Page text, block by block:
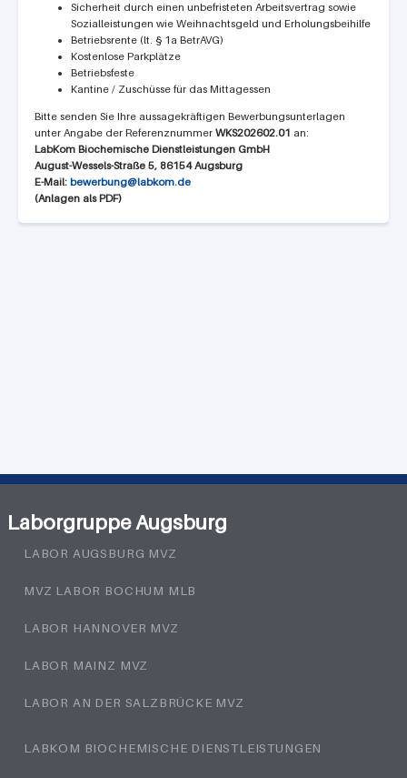
Sicherheit durch einen unbefristeten Arbeitsvertrag sowie
Sozialleistungen wie Weihnachtsgeld und Erholungsbeihilfe
Betriebsrente (lt. § 1a BetrAVG)
Kostenlose Parkplätze
Betriebsfeste
Kantine / Zuschüsse für das Mittagessen
Bitte senden Sie Ihre aussagekräftigen Bewerbungsunterlagen
unter Angabe der Referenznummer WKS202602.01 an:
LabKom Biochemische Dienstleistungen GmbH
August-Wessels-Straße 5, 86154 Augsburg
E-Mail: bewerbung@labkom.de
(Anlagen als PDF)
Laborgruppe Augsburg
LABOR AUGSBURG MVZ
MVZ LABOR BOCHUM MLB
LABOR HANNOVER MVZ
LABOR MAINZ MVZ
LABOR AN DER SALZBRÜCKE MVZ
LABKOM BIOCHEMISCHE DIENSTLEISTUNGEN